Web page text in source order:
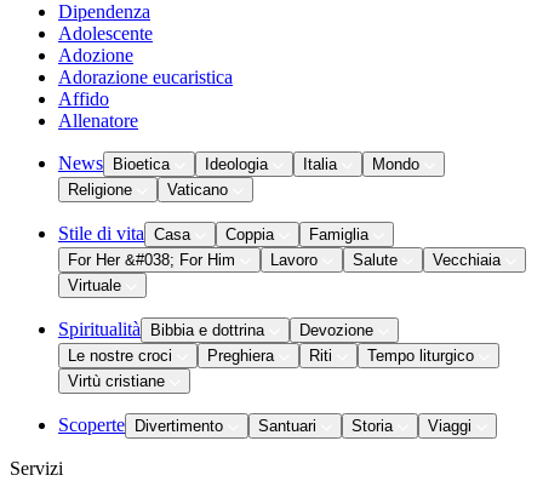
Dipendenza
Adolescente
Adozione
Adorazione eucaristica
Affido
Allenatore
News Bioetica Ideologia Italia
Mondo
Religione
Vaticano
Stile di vita Casa Coppia
Famiglia
For Her &#038; For Him
Lavoro Salute
Vecchiaia
Virtuale
Spiritualità Bibbia e dottrina
Devozione
Le nostre croci
Preghiera Riti
Tempo liturgico
Virtù cristiane
Scoperte Divertimento Santuari Storia Viaggi
Servizi